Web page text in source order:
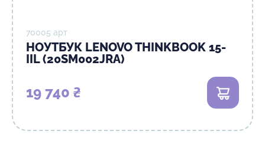
70005 арт
НОУТБУК LENOVO THINKBOOK 15-
IIL (20SM002JRA)
19 740 ₴ В кошик